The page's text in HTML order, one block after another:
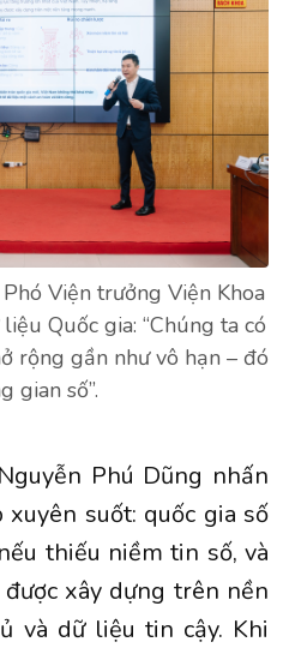
Viện trưởng Viện Khoa
Quốc gia: “Chúng ta có
rộng gần như vô hạn – đó
gian số”.
Phú Dũng nhấn
suốt: quốc gia số
thiếu niềm tin số, và
xây dựng trên nền
và dữ liệu tin cậy. Khi